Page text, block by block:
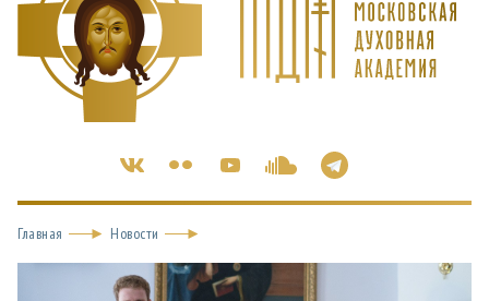
Главная Новости